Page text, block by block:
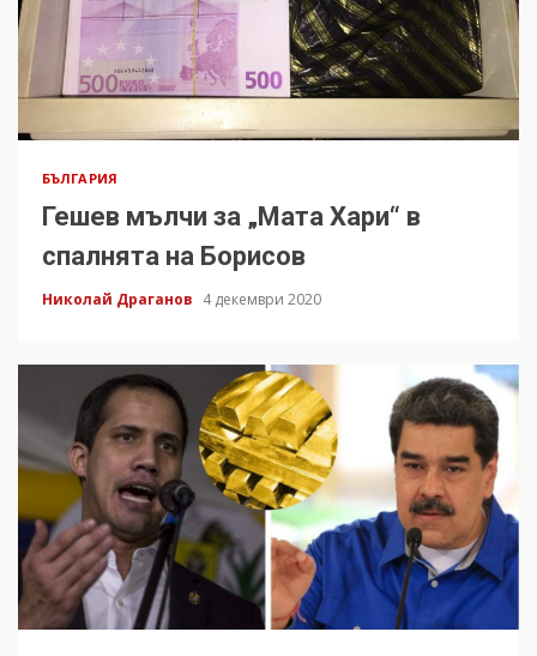
БЪЛГАРИЯ
Гешев мълчи за „Мата Хари“ в
спалнята на Борисов
Николай Драганов 4 декември 2020